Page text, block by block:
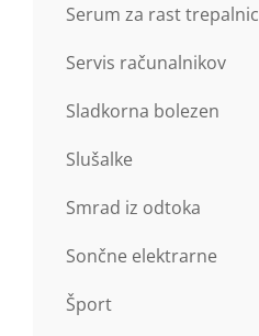
Serum za rast trepalnic
Servis računalnikov
Sladkorna bolezen
Slušalke
Smrad iz odtoka
Sončne elektrarne
Šport